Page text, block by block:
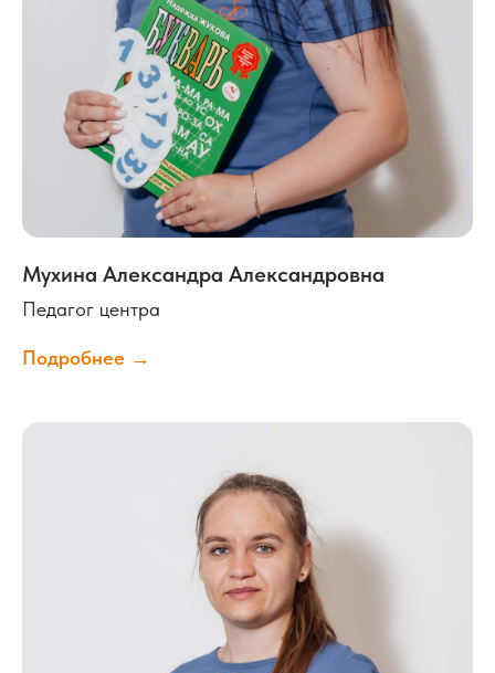
Мухина Александра Александровна
Педагог центра
Подробнее →